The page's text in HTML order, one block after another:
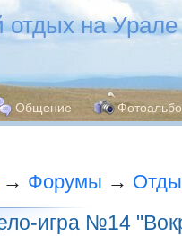
отдых на Урале
Общение
→ Форумы →
игра №14